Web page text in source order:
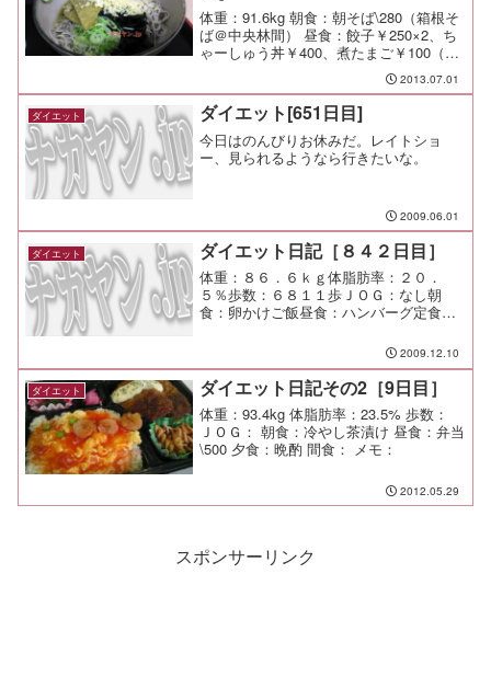
体重：91.6kg 朝食：朝そば\280（箱根そ
ば＠中央林間） 昼食：餃子￥250×2、ち
ゃーしゅう丼￥400、煮たまご￥100（と
んとん＠星川） 夕食：送別会（イアス＠
横浜） 間食： 運動：朝Jog-4.3km/28min
メモ：
2013.07.01
ダイエット ダイエット[651日目]
今日はのんびりお休みだ。レイトショ
ー、見られるようなら行きたいな。
2009.06.01
ダイエット ダイエット日記［８４２日目］
体重：８６．６ｋｇ体脂肪率：２０．
５％歩数：６８１１歩ＪＯＧ：なし朝
食：卵かけご飯昼食：ハンバーグ定食
2009.12.10
ダイエット ダイエット日記その2［9日目］
体重：93.4kg 体脂肪率：23.5% 歩数：
ＪＯＧ： 朝食：冷やし茶漬け 昼食：弁当
\500 夕食：晩酌 間食： メモ：
2012.05.29
スポンサーリンク